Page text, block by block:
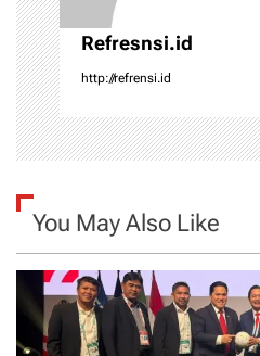
n
Refresnsi.id
http://refrensi.id
You May Also Like